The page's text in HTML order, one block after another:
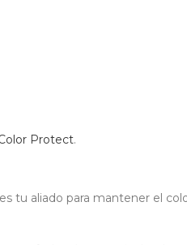
Protect.
es tu aliado para mantener el